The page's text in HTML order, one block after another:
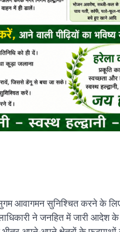
आवागमन सुनिश्चित करने के
ने जनहित में जारी आदेश